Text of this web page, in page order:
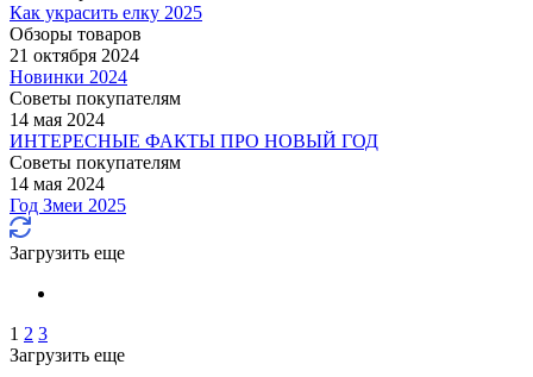
Как украсить елку 2025
Обзоры товаров
21 октября 2024
Новинки 2024
Советы покупателям
14 мая 2024
ИНТЕРЕСНЫЕ ФАКТЫ ПРО НОВЫЙ ГОД
Советы покупателям
14 мая 2024
Год Змеи 2025
Загрузить еще
1 2 3
Загрузить еще